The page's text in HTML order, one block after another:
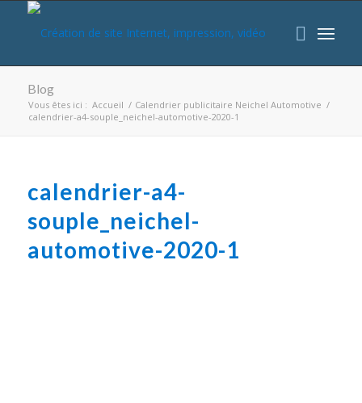
Blog
Vous êtes ici : Accueil / Calendrier publicitaire Neichel Automotive /
calendrier-a4-souple_neichel-automotive-2020-1
calendrier-a4-
souple_neichel-
automotive-2020-1